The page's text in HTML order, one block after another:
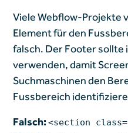
Viele Webflow-Projekte
Element für den
falsch. Der Footer sollte
verwenden, damit
Suchmaschinen den
Fussbereich
Falsch: <section